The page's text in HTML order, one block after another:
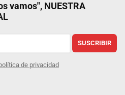
vamos", NUESTRA
SUSCRIBIR
de privacidad